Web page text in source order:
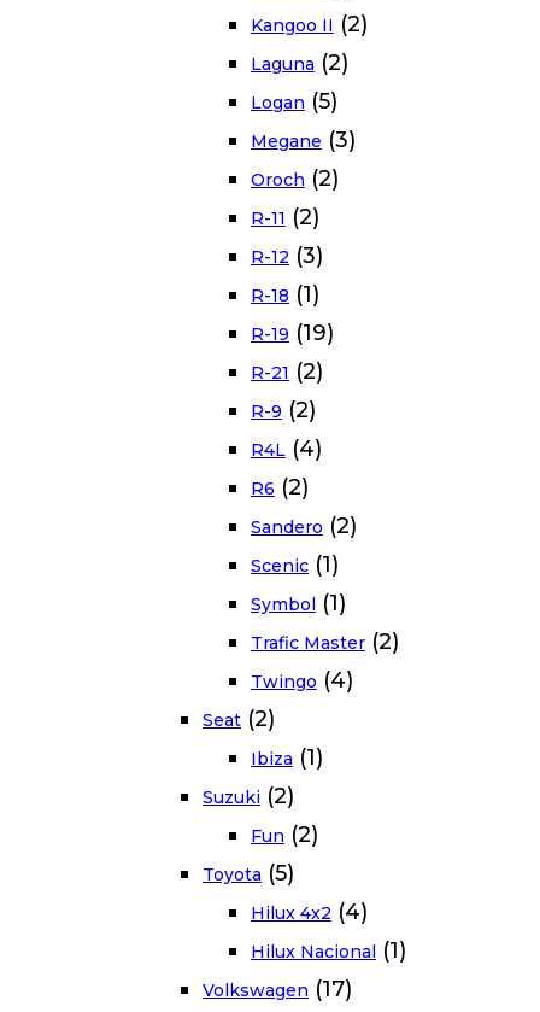
Kangoo II (2)
Laguna (2)
Logan (5)
Megane (3)
Oroch (2)
R-11 (2)
R-12 (3)
R-18 (1)
R-19 (19)
R-21 (2)
R-9 (2)
R4L (4)
R6 (2)
Sandero (2)
Scenic (1)
Symbol (1)
Trafic Master (2)
Twingo (4)
Seat (2)
Ibiza (1)
Suzuki (2)
Fun (2)
Toyota (5)
Hilux 4x2 (4)
Hilux Nacional (1)
Volkswagen (17)